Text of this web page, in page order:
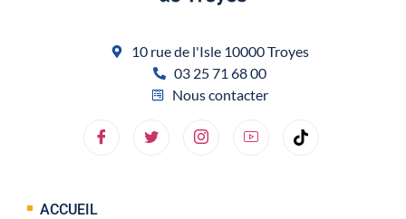
10 rue de l'Isle 10000 Troyes
03 25 71 68 00
Nous contacter
ACCUEIL